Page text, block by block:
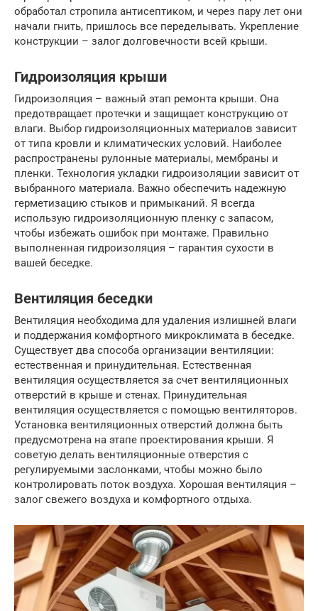
обработал стропила антисептиком, и через пару лет они
начали гнить, пришлось все переделывать. Укрепление
конструкции – залог долговечности всей крыши.
Гидроизоляция крыши
Гидроизоляция – важный этап ремонта крыши. Она
предотвращает протечки и защищает конструкцию от
влаги. Выбор гидроизоляционных материалов зависит
от типа кровли и климатических условий. Наиболее
распространены рулонные материалы, мембраны и
пленки. Технология укладки гидроизоляции зависит от
выбранного материала. Важно обеспечить надежную
герметизацию стыков и примыканий. Я всегда
использую гидроизоляционную пленку с запасом,
чтобы избежать ошибок при монтаже. Правильно
выполненная гидроизоляция – гарантия сухости в
вашей беседке.
Вентиляция беседки
Вентиляция необходима для удаления излишней влаги
и поддержания комфортного микроклимата в беседке.
Существует два способа организации вентиляции:
естественная и принудительная. Естественная
вентиляция осуществляется за счет вентиляционных
отверстий в крыше и стенах. Принудительная
вентиляция осуществляется с помощью вентиляторов.
Установка вентиляционных отверстий должна быть
предусмотрена на этапе проектирования крыши. Я
советую делать вентиляционные отверстия с
регулируемыми заслонками, чтобы можно было
контролировать поток воздуха. Хорошая вентиляция –
залог свежего воздуха и комфортного отдыха.